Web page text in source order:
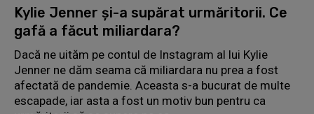
Kylie Jenner și-a supărat urmăritorii. Ce
gafă a făcut miliardara?
Dacă ne uităm pe contul de Instagram al lui Kylie
Jenner ne dăm seama că miliardara nu prea a fost
afectată de pandemie. Aceasta s-a bucurat de multe
escapade, iar asta a fost un motiv bun pentru ca